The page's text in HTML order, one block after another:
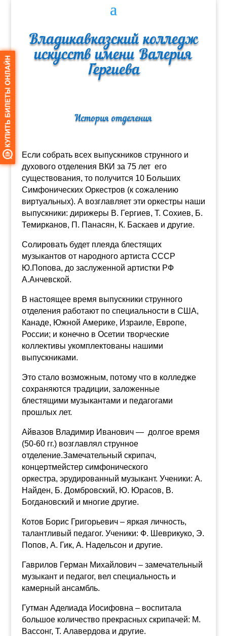
Владикавказский колледж
искусств имени Валерия
Гергиева
История отделения
Если собрать всех выпускников струнного и
духового отделения ВКИ за 75 лет его
существования, то получится 10 Больших
Симфонических Оркестров (к сожалению
виртуальных). А возглавляет эти оркестры наши
выпускники: дирижеры В. Гергиев, Т. Сохиев, Б.
Темирканов, П. Панасян, К. Баскаев и другие.
Солировать будет плеяда блестящих
музыкантов от народного артиста СССР
Ю.Попова, до заслуженной артистки РФ
А.Анчевской.
В настоящее время выпускники струнного
отделения работают по специальности в США,
Канаде, Южной Америке, Израиле, Европе,
России; и конечно в Осетии творческие
коллективы укомплектованы нашими
выпускниками.
Это стало возможным, потому что в колледже
сохраняются традиции, заложенные
блестящими музыкантами и педагогами
прошлых лет.
Айвазов Владимир Иванович — долгое время
(50-60 гг.) возглавлял струнное
отделение.Замечательный скрипач,
концертмейстер симфонического
оркестра, эрудированный музыкант. Ученики: А.
Найден, Б. Домбровский, Ю. Юрасов, В.
Богдановский и многие другие.
Котов Борис Григорьевич – яркая личность,
талантливый педагог. Ученики: Ф. Шеврикуко, Э.
Попов, А. Гик, А. Надельсон и другие.
Гаврилов Герман Михайлович – замечательный
музыкант и педагог, вел специальность и
камерный ансамбль.
Гутман Аделиада Иосифовна – воспитала
большое количество прекрасных скрипачей: М.
Вассонг, Т. Алавердова и другие.